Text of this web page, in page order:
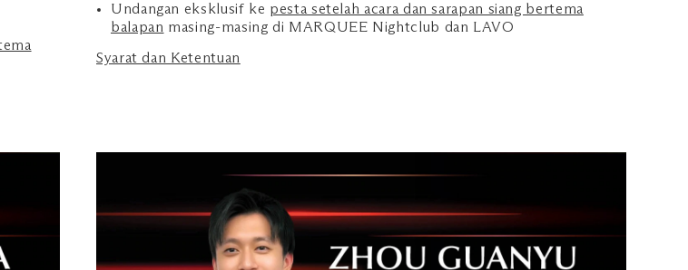
Undangan eksklusif ke pesta setelah acara dan sarapan siang bertema
balapan masing-masing di MARQUEE Nightclub dan LAVO
Syarat dan Ketentuan